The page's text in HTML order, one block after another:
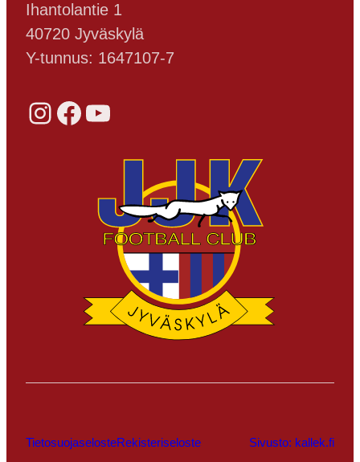
Ihantolantie 1
40720 Jyväskylä
Y-tunnus: 1647107-7
Instagram Facebook YouTube
TietosuojaselosteRekisteriseloste Sivusto: kallek.fi